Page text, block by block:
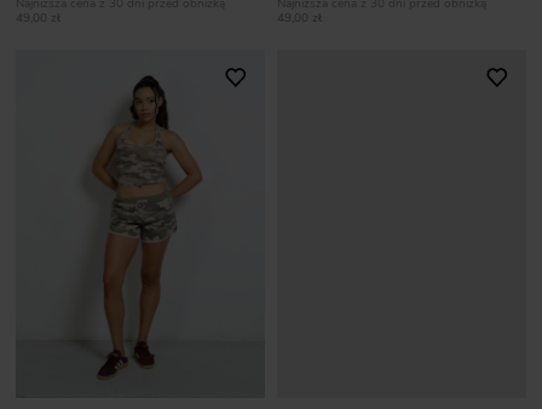
Najniższa cena z 30 dni przed obniżką
49,00 zł
Najniższa cena z 30 dni przed obniżką
49,00 zł